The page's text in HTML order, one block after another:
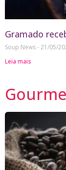
Gramado
Soup News 21/05/
Leia mais